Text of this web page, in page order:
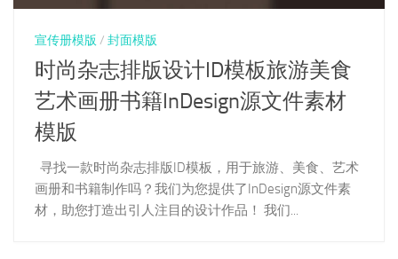
宣传册模版 / 封面模版
时尚杂志排版设计ID模板旅游美食
艺术画册书籍InDesign源文件素材
模版
寻找一款时尚杂志排版ID模板，用于旅游、美食、艺术
画册和书籍制作吗？我们为您提供了InDesign源文件素
材，助您打造出引人注目的设计作品！ 我们...